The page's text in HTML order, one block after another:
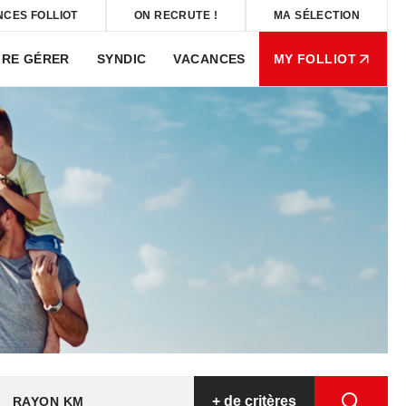
FOLLIOT ON RECRUTE ! MA SÉLECTION
GÉRER SYNDIC VACANCES MY FOLLIOT
RAYON KM + de critères